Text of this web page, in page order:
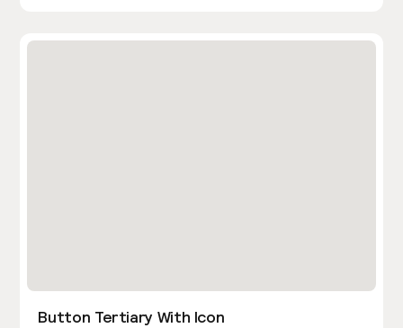
Button Tertiary With Icon